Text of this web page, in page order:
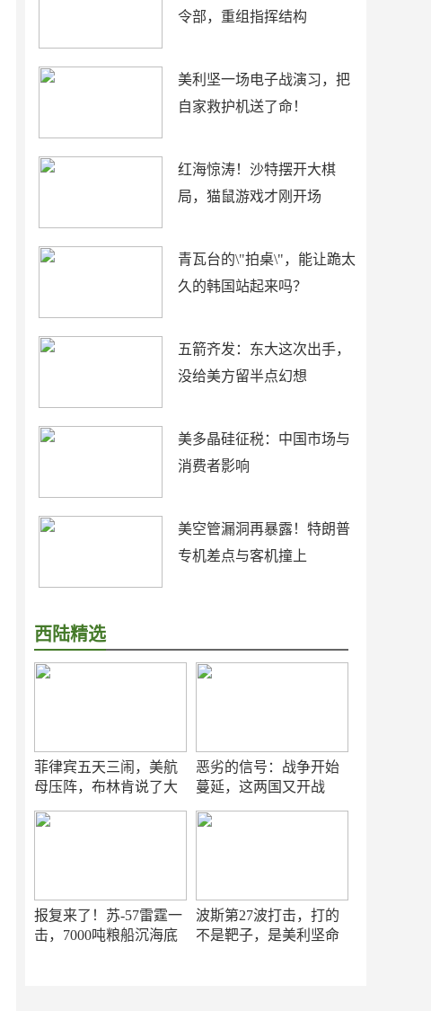
令部，重组指挥结构
美利坚一场电子战演习，把
自家救护机送了命！
红海惊涛！沙特摆开大棋
局，猫鼠游戏才刚开场
青瓦台的\"拍桌\"，能让跪太
久的韩国站起来吗？
五箭齐发：东大这次出手，
没给美方留半点幻想
美多晶硅征税：中国市场与
消费者影响
美空管漏洞再暴露！特朗普
专机差点与客机撞上
西陆精选
菲律宾五天三闹，美航
母压阵，布林肯说了大
恶劣的信号：战争开始
蔓延，这两国又开战
报复来了！苏-57雷霆一
击，7000吨粮船沉海底
波斯第27波打击，打的
不是靶子，是美利坚命